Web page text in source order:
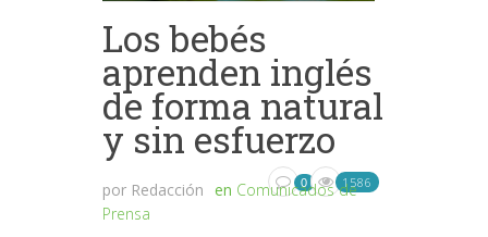
Los bebés
aprenden inglés
de forma natural
y sin esfuerzo
por Redacción en Comunicados de
Prensa
0 1586